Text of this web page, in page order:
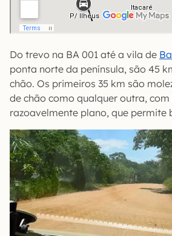
Do trevo na BA 001 até a vila de
ponta norte da península, são 45
chão. Os primeiros 35 km são
de chão como qualquer outra,
razoavelmente plano, que permite